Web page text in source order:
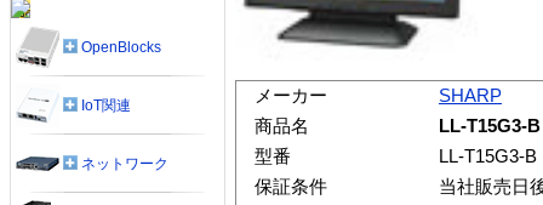
メーカー
SHARP
商品名
LL-T15G3-B
型番
LL-T15G3-B
保証条件
当社販売日
OpenBlocks
IoT関連
ネットワーク